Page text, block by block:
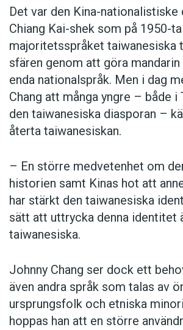
Det var den Kina-nationalistiske
Chiang Kai-shek som på 1950-
majoritetsspråket taiwanesiska
sfären genom att göra
enda nationalspråk. Men i dag
Chang att många yngre – både i
den taiwanesiska diasporan –
återta taiwanesiskan.
– En större medvetenhet om
historien samt Kinas hot att
har stärkt den taiwanesiska
sätt att uttrycka denna identitet
taiwanesiska.
Johnny Chang ser dock ett
även andra språk som talas av
ursprungsfolk och etniska
hoppas han att en större